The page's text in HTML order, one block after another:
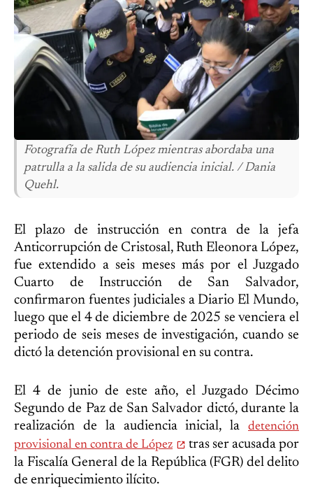
Fotografía de Ruth López mientras abordaba una
patrulla a la salida de su audiencia inicial. / Dania
Quehl.
El plazo de instrucción en contra de la jefa
Anticorrupción de Cristosal, Ruth Eleonora López,
fue extendido a seis meses más por el Juzgado
Cuarto de Instrucción de San Salvador,
confirmaron fuentes judiciales a Diario El Mundo,
luego que el 4 de diciembre de 2025 se venciera el
periodo de seis meses de investigación, cuando se
dictó la detención provisional en su contra.
El 4 de junio de este año, el Juzgado Décimo
Segundo de Paz de San Salvador dictó, durante la
realización de la audiencia inicial, la detención
provisional en contra de López
tras ser acusada por
la Fiscalía General de la República (FGR) del delito
de enriquecimiento ilícito.